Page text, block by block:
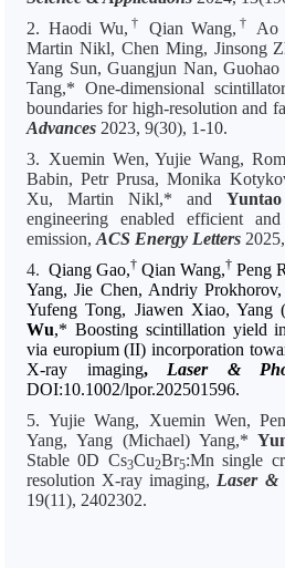
2. Haodi Wu, † Qian Wang, † Ao
Martin Nikl, Chen Ming, Jinsong
Yang Sun, Guangjun Nan, Guohao
Tang,* One-dimensional
boundaries for high-resolution and
Advances 2023, 9(30), 1-10.
3. Xuemin Wen, Yujie Wang,
Babin, Petr Prusa, Monika
Xu, Martin Nikl,* and
engineering enabled efficient
emission, ACS Energy Letters
4. Qiang Gao,† Qian Wang,† Peng
Yang, Jie Chen, Andriy
Yufeng Tong, Jiawen Xiao, Yang
Wu,* Boosting scintillation yield
via europium (II) incorporation
X-ray imaging, Laser &
DOI:10.1002/lpor.202501596.
5. Yujie Wang, Xuemin Wen,
Yang, Yang (Michael) Yang,*
Stable 0D Cs3Cu2Br5:Mn single
resolution X-ray imaging, Laser &
19(11), 2402302.